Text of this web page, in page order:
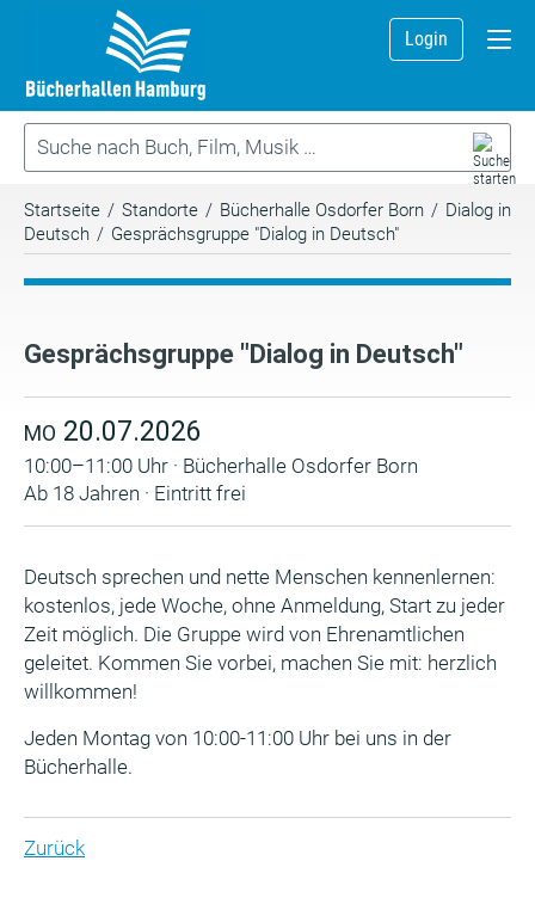
Login
Startseite / Standorte / Bücherhalle Osdorfer Born / Dialog in
Deutsch / Gesprächsgruppe "Dialog in Deutsch"
Gesprächsgruppe "Dialog in Deutsch"
MO 20.07.2026
10:00–11:00 Uhr · Bücherhalle Osdorfer Born
Ab 18 Jahren · Eintritt frei
Deutsch sprechen und nette Menschen kennenlernen:
kostenlos, jede Woche, ohne Anmeldung, Start zu jeder
Zeit möglich. Die Gruppe wird von Ehrenamtlichen
geleitet. Kommen Sie vorbei, machen Sie mit: herzlich
willkommen!
Jeden Montag von 10:00-11:00 Uhr bei uns in der
Bücherhalle.
Zurück